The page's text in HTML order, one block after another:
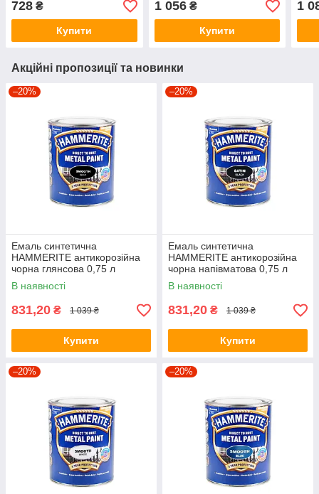
728 ₴
Купити
— світло-сірий мат. 0,75л
1 056₴
Купити
—
1
Акційні пропозиції та новинки
–20%
Емаль синтетична
HAMMERITE антикорозійна
чорна глянсова 0,75 л
В наявності
831,20 ₴ 1 039 ₴
Купити
–20%
Емаль синтетична
HAMMERITE антикорозійна
чорна напівматова 0,75 л
В наявності
831,20 ₴ 1 039 ₴
Купити
–20% –20%